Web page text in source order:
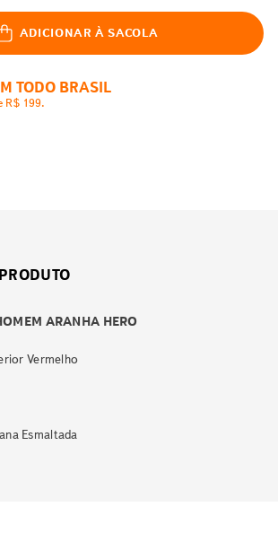
ADICIONAR À SACOLA
TODO BRASIL
R$ 199.
ARANHA HERO
Vermelho
Esmaltada